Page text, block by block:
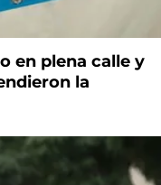
en plena calle y
la